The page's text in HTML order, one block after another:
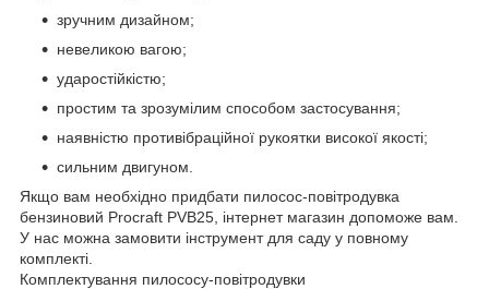
зручним дизайном;
невеликою вагою;
ударостійкістю;
простим та зрозумілим способом застосування;
наявністю противібраційної рукоятки високої якості;
сильним двигуном.
Якщо вам необхідно придбати пилосос-повітродувка
бензиновий Procraft PVB25, інтернет магазин допоможе вам.
У нас можна замовити інструмент для саду у повному
комплекті.
Комплектування пилососу-повітродувки